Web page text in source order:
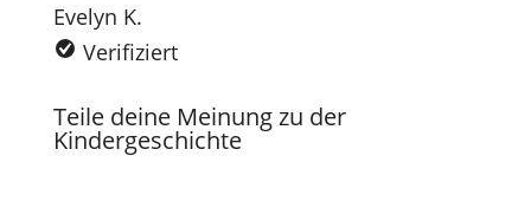
Evelyn K.
Verifiziert
Teile deine Meinung zu der
Kindergeschichte